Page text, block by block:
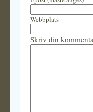
Webbplats
Skriv din